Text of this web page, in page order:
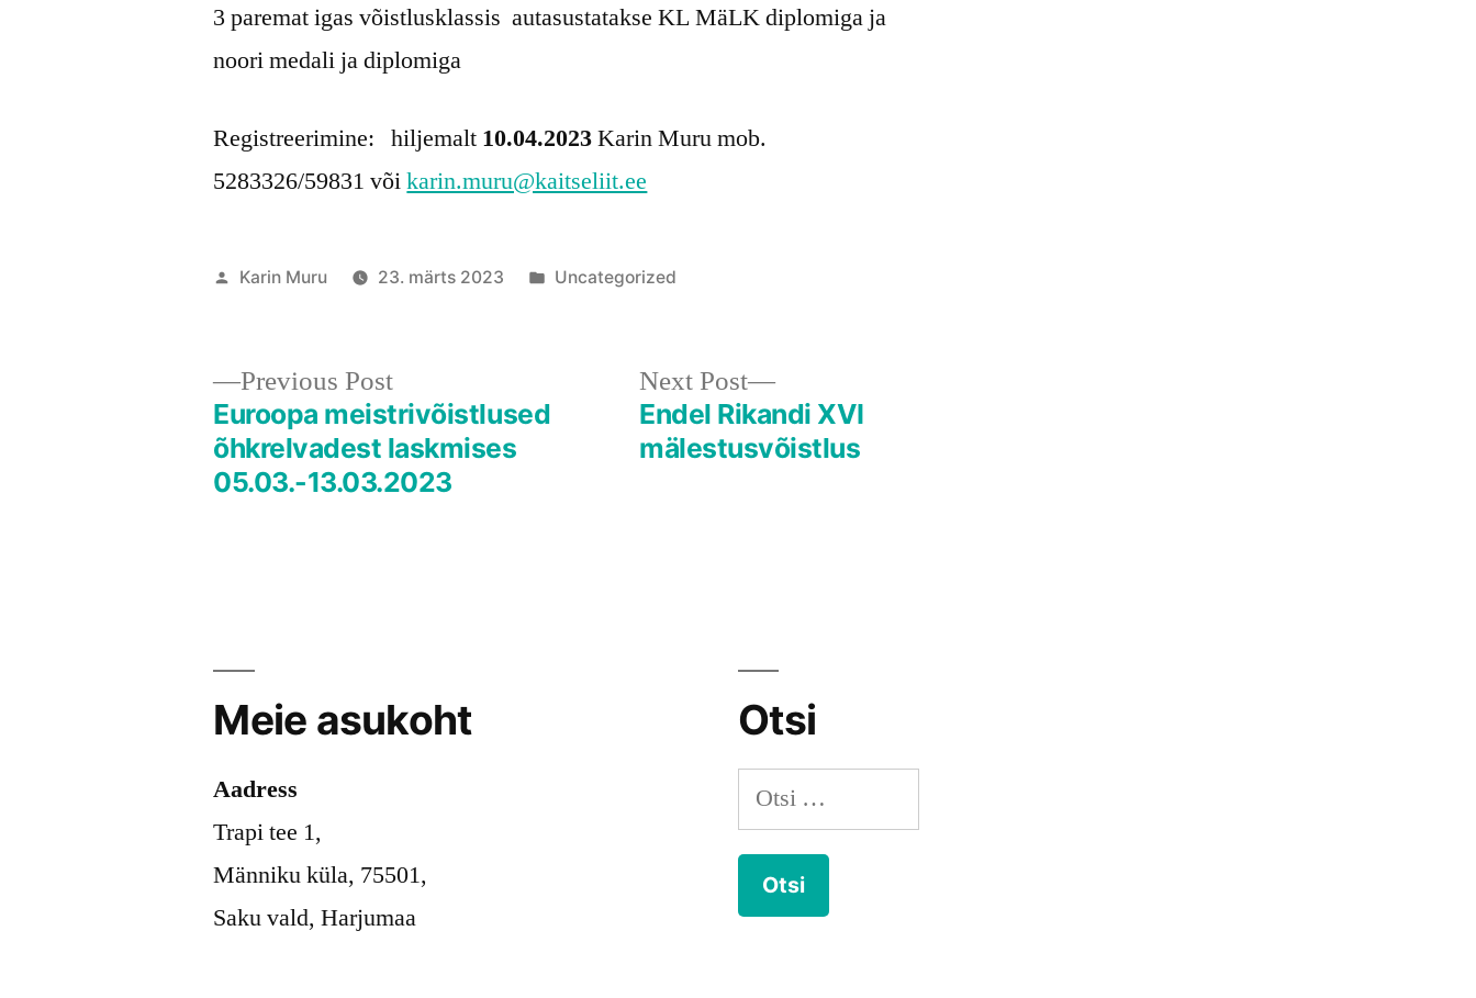
3 paremat igas võistlusklassis autasustatakse KL MäLK diplomiga ja
noori medali ja diplomiga
Registreerimine: hiljemalt 10.04.2023Karin Muru mob.
5283326/59831 võikarin.muru@kaitseliit.ee
Posted
Karin Muru 23. märts 2023
Posted
Uncategorized
Navigeerimine
Previous PostPrevious
post:
Euroopa meistrivõistlused
õhkrelvadest laskmises
05.03.-13.03.2023
Next Post
Next
post:
Endel Rikandi XVI
mälestusvõistlus
Meie asukoht
Aadress
Trapi tee 1,
Männiku küla, 75501,
Saku vald, Harjumaa
Otsi
Otsi: